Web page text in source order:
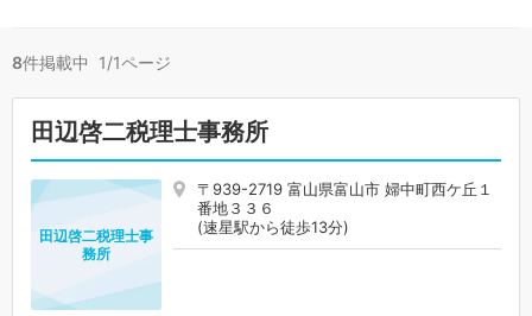
8件掲載中 1/1ページ
田辺啓二税理士事務所
〒939-2719 富山県富山市 婦中町西ケ丘１
番地３３６
(速星駅から徒歩13分)
田辺啓二税理士事
務所